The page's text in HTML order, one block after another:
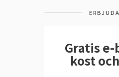
Gratis
kost